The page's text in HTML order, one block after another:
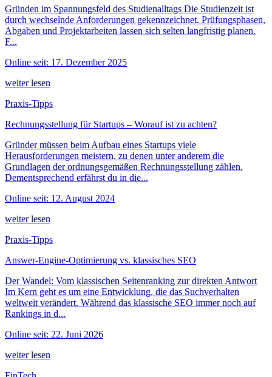
Gründen im Spannungsfeld des Studienalltags Die Studienzeit ist
durch wechselnde Anforderungen gekennzeichnet. Prüfungsphasen,
Abgaben und Projektarbeiten lassen sich selten langfristig planen.
F...
Online seit: 17. Dezember 2025
weiter lesen
Praxis-Tipps
Rechnungsstellung für Startups – Worauf ist zu achten?
Gründer müssen beim Aufbau eines Startups viele
Herausforderungen meistern, zu denen unter anderem die
Grundlagen der ordnungsgemäßen Rechnungsstellung zählen.
Dementsprechend erfährst du in die...
Online seit: 12. August 2024
weiter lesen
Praxis-Tipps
Answer-Engine-Optimierung vs. klassisches SEO
Der Wandel: Vom klassischen Seitenranking zur direkten Antwort
Im Kern geht es um eine Entwicklung, die das Suchverhalten
weltweit verändert. Während das klassische SEO immer noch auf
Rankings in d...
Online seit: 22. Juni 2026
weiter lesen